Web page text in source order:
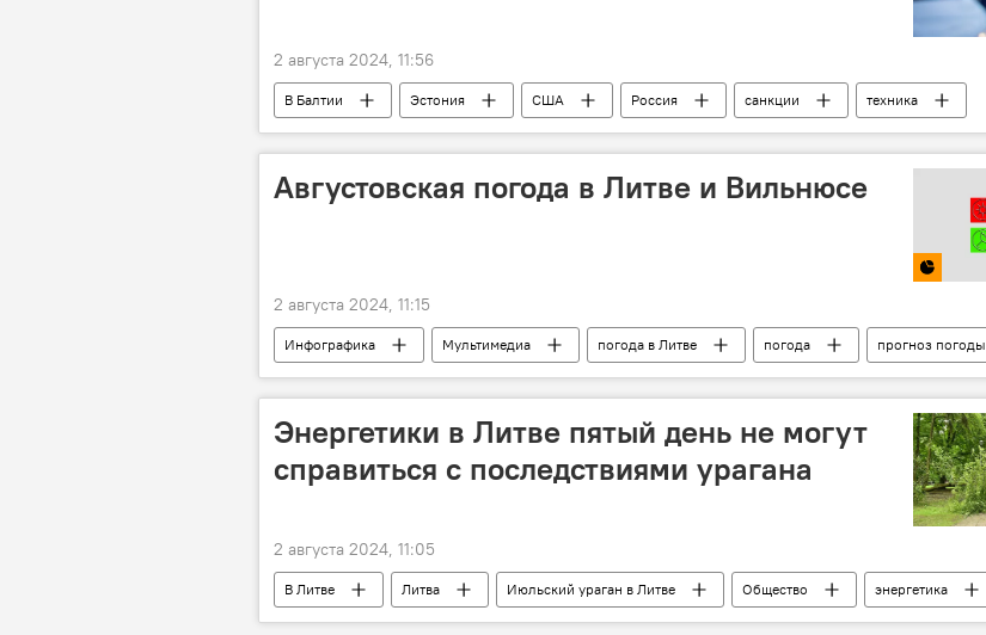
2 августа 2024, 11:56
В Балтии Эстония США Россия санкции
техника
электроника
контрабанда Общество Политика
Августовская погода в Литве и Вильнюсе
2 августа 2024, 11:15
Инфографика Мультимедиа погода в Литве погода прогноз погоды
Энергетики в Литве пятый день не могут
справиться с последствиями урагана
2 августа 2024, 11:05
В Литве Литва Июльский ураган в Литве Общество
энергетика
электричество
электроэнергия